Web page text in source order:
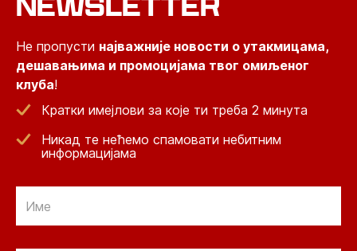
Не пропусти најважније новости о утакмицама,
дешавањима и промоцијама твог омиљеног
клуба!
Кратки имејлови за које ти треба 2 минута
Никад те нећемо спамовати небитним
информацијама